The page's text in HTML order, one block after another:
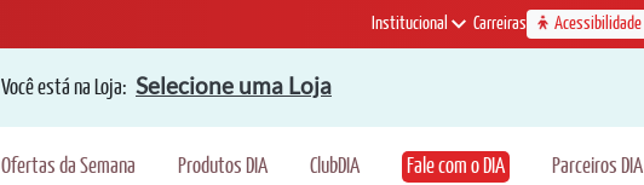
Institucional Carreiras Acessibilidade
Você está na Loja: Selecione uma Loja
Ofertas da Semana Produtos DIA ClubDIA Fale com o DIA Parceiros DIA